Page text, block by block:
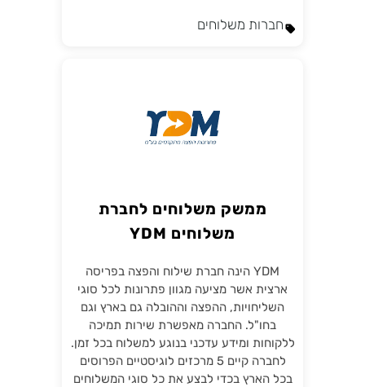
חברות משלוחים
ממשק משלוחים לחברת
משלוחים YDM
YDM הינה חברת שילוח והפצה בפריסה
ארצית אשר מציעה מגוון פתרונות לכל סוגי
השליחויות, ההפצה וההובלה גם בארץ וגם
בחו"ל. החברה מאפשרת שירות תמיכה
ללקוחות ומידע עדכני בנוגע למשלוח בכל זמן.
לחברה קיים 5 מרכזים לוגיסטיים הפרוסים
בכל הארץ בכדי לבצע את כל סוגי המשלוחים